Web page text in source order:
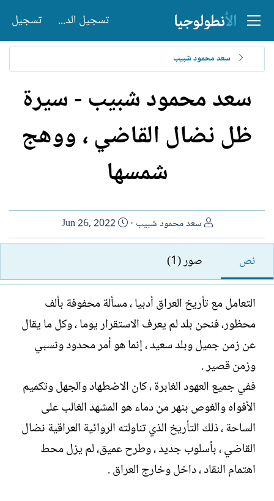
تسجيل الدخول تسجيل
سعد محمود شبيب
سعد محمود شبيب - سيرة
ظل نضال القاضي ، ووهج
شمسها
ا
ل
ا
ت
سعد محمود شبيب
ت
ا
خ
ل
إ
ن
ش
ء
Jun 26, 2022
نص صور (1)
التعامل مع تأريخ العراق أدبيا ، مسألة محفوفة بألف
محظور، فنحن بلد لم يعرف الاستقرار يوما ، وكل ما يقال
عن زمن جميل وبلد سعيد ، إنما هو أمر محدود ونسبي
وزمن قصير .
ففي جميع العهود الغابرة ، كان الاضطهاد والجهل وتكميم
الأفواه والغوص بنهر من دماء هو المشهد الغالب على
الساحة ، ذلك التأريخ الذي تناولته الروائية العراقية نضال
القاضي ، بأسلوب جديد ، وطرح عميق، لم يزل محط
اهتمام النقاد ، داخل وخارج العراق .